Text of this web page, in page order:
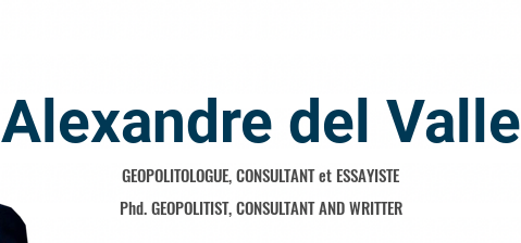
Alexandre del Valle
GEOPOLITOLOGUE, CONSULTANT et ESSAYISTE
Phd. GEOPOLITIST, CONSULTANT AND WRITTER